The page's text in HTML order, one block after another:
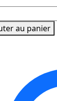
au panier